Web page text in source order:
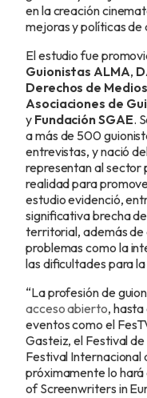
en la creación
mejoras y políticas de
El estudio fue
Guionistas ALMA,
Derechos de
Asociaciones de
y Fundación SGAE.
a más de 500
entrevistas, y nació
representan al sector
realidad para
estudio evidenció,
significativa brecha
territorial, además
problemas como la
las dificultades para
“La profesión de
acceso abierto,
eventos como el
Gasteiz, el Festival
Festival Internacional
próximamente lo hará
of Screenwriters in